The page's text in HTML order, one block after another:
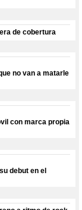
de cobertura
no van a matarle
con marca propia
debut en el